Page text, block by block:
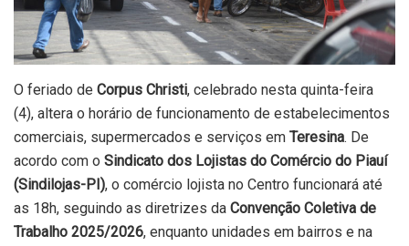
O feriado de Corpus Christi, celebrado nesta quinta-feira
(4), altera o horário de funcionamento de estabelecimentos
comerciais, supermercados e serviços em Teresina. De
acordo com o Sindicato dos Lojistas do Comércio do Piauí
(Sindilojas-PI), o comércio lojista no Centro funcionará até
as 18h, seguindo as diretrizes da Convenção Coletiva de
Trabalho 2025/2026, enquanto unidades em bairros e na